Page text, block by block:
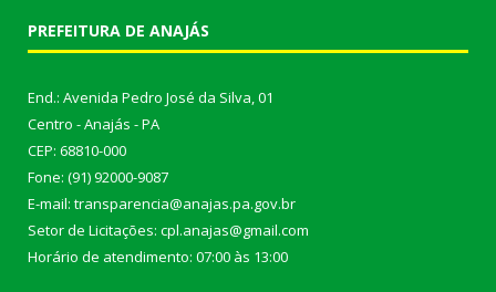
PREFEITURA DE ANAJÁS
End.: Avenida Pedro José da Silva, 01
Centro - Anajás - PA
CEP: 68810-000
Fone: (91) 92000-9087
E-mail: transparencia@anajas.pa.gov.br
Setor de Licitações: cpl.anajas@gmail.com
Horário de atendimento: 07:00 às 13:00